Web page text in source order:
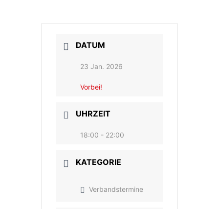
DATUM
23 Jan. 2026
Vorbei!
UHRZEIT
18:00 - 22:00
KATEGORIE
Verbandstermine